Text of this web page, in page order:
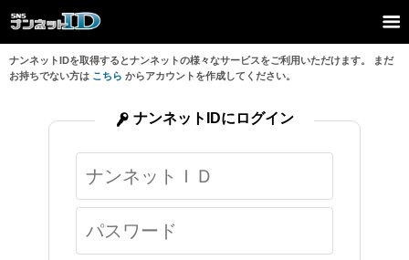
ナンネットIDを取得するとナンネットの様々なサービスをご利用いただけます。 まだ
お持ちでない方は こちら からアカウントを作成してください。
ナンネットIDにログイン